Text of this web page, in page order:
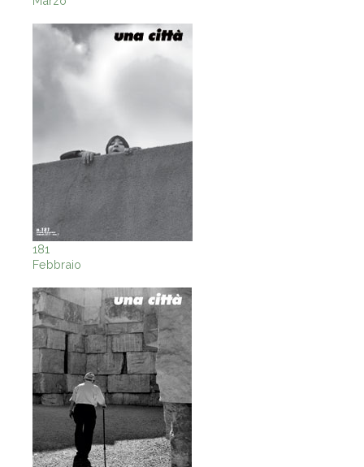
181
Febbraio